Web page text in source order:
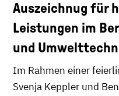
Auszeichnug für
Leistungen im
und
Im Rahmen einer
Svenja Keppler und